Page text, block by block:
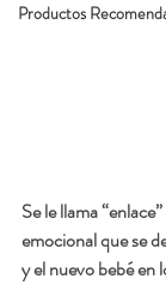
Productos
Se le llama
emocional que se
y el nuevo bebé en